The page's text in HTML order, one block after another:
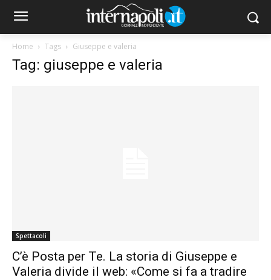
Home Tags Giuseppe e valeria
Tag: giuseppe e valeria
Spettacoli
C’è Posta per Te. La storia di Giuseppe e
Valeria divide il web: «Come si fa a tradire